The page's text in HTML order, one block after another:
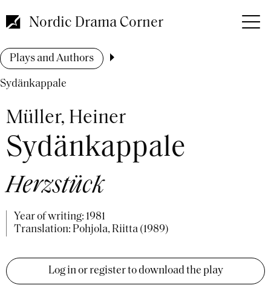
to
main
Nordic Drama Corner
Breadcrumb
Plays and Authors
Sydänkappale
Müller, Heiner
Sydänkappale
Herzstück
Year of writing: 1981
Translation: Pohjola, Riitta (1989)
Log in or register to download the play